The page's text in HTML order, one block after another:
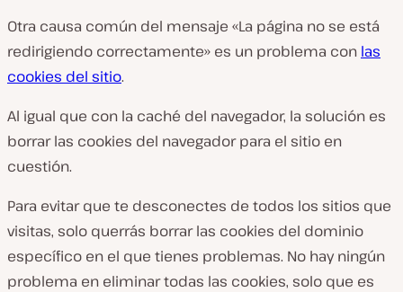
Otra causa común del mensaje «La página no se está
redirigiendo correctamente» es un problema con las
cookies del sitio.
Al igual que con la caché del navegador, la solución es
borrar las cookies del navegador para el sitio en
cuestión.
Para evitar que te desconectes de todos los sitios que
visitas, solo querrás borrar las cookies del dominio
específico en el que tienes problemas. No hay ningún
problema en eliminar todas las cookies, solo que es